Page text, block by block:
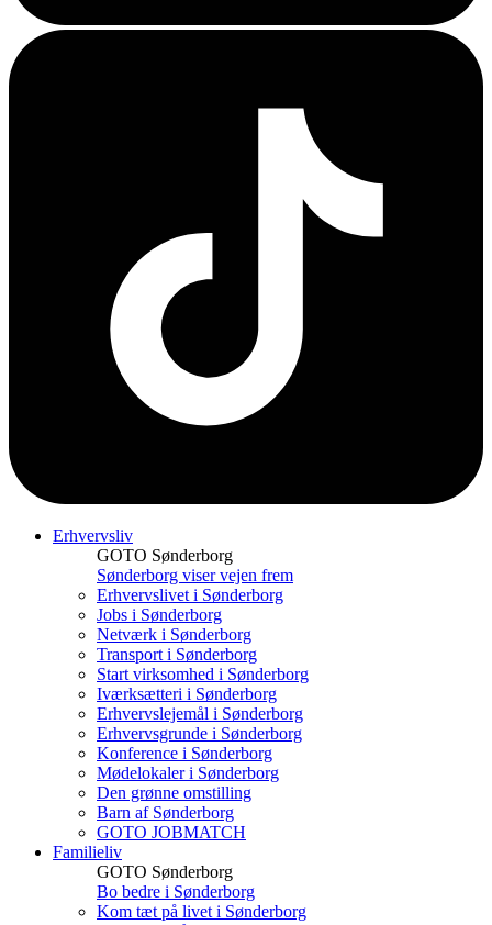
Erhvervsliv
GOTO Sønderborg
Sønderborg viser vejen frem
Erhvervslivet i Sønderborg
Jobs i Sønderborg
Netværk i Sønderborg
Transport i Sønderborg
Start virksomhed i Sønderborg
Iværksætteri i Sønderborg
Erhvervslejemål i Sønderborg
Erhvervsgrunde i Sønderborg
Konference i Sønderborg
Mødelokaler i Sønderborg
Den grønne omstilling
Barn af Sønderborg
GOTO JOBMATCH
Familieliv
GOTO Sønderborg
Bo bedre i Sønderborg
Kom tæt på livet i Sønderborg